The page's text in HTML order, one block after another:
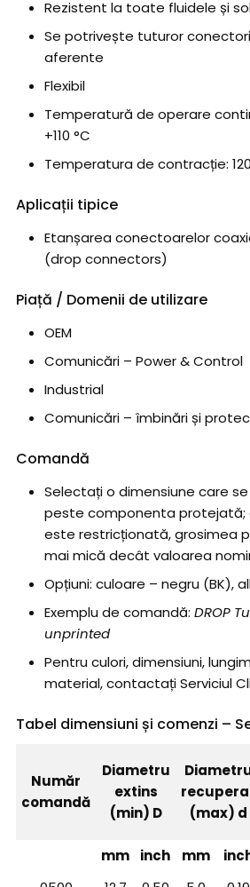
Rezistent la toate fluidele și
Se potrivește tuturor
aferente
Flexibil
Temperatură de operare
+110 °C
Temperatura de contracție:
Aplicații tipice
Etanșarea conectoarelor
(drop connectors)
Piață / Domenii de utilizare
OEM
Comunicări – Power & Control
Industrial
Comunicări – îmbinări și
Comandă
Selectați o dimensiune care
peste componenta protejată;
este restricționată, grosimea
mai mică decât valoarea
Opțiuni: culoare – negru (BK),
Exemplu de comandă: DROP
unprinted
Pentru culori, dimensiuni,
material, contactați Serviciul
Tabel dimensiuni și comenzi –
Număr
comandă
Diametru
extins
(min) D
(max) d
mm inch mm